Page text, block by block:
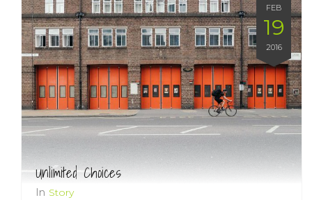
FEB
19
2016
Unlimited Choices
In Story